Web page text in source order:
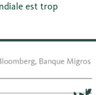
est trop